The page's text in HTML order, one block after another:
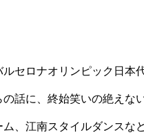
セロナオリンピック日本
話に、終始笑いの絶えな
、江南スタイルダンスな